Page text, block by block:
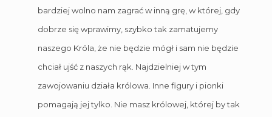
bardziej wolno nam zagrać w inną grę, w której, gdy
dobrze się wprawimy, szybko tak zamatujemy
naszego Króla, że nie będzie mógł i sam nie będzie
chciał ujść z naszych rąk. Najdzielniej w tym
zawojowaniu działa królowa. Inne figury i pionki
pomagają jej tylko. Nie masz królowej, której by tak